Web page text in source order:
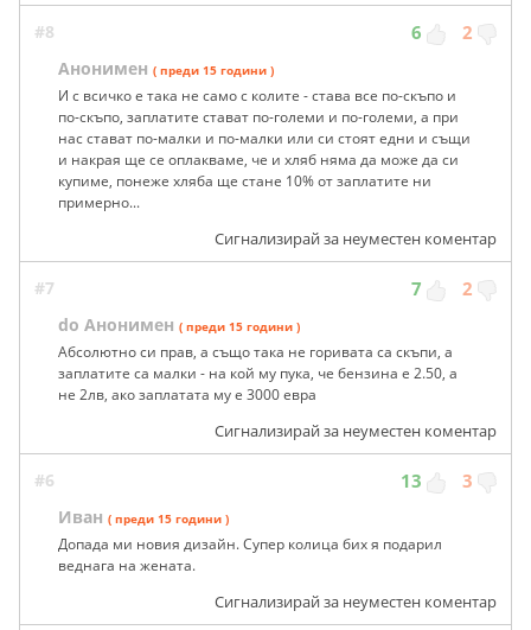
#8 6 2
Анонимен ( преди 15 години )
И с всичко е така не само с колите - става все по-скъпо и
по-скъпо, заплатите стават по-големи и по-големи, а при
нас стават по-малки и по-малки или си стоят едни и същи
и накрая ще се оплакваме, че и хляб няма да може да си
купиме, понеже хляба ще стане 10% от заплатите ни
примерно...
Сигнализирай за неуместен коментар
#7 7 2
do Анонимен ( преди 15 години )
Абсолютно си прав, а също така не горивата са скъпи, а
заплатите са малки - на кой му пука, че бензина е 2.50, а
не 2лв, ако заплатата му е 3000 евра
Сигнализирай за неуместен коментар
#6 13 3
Иван ( преди 15 години )
Допада ми новия дизайн. Супер колица бих я подарил
веднага на жената.
Сигнализирай за неуместен коментар